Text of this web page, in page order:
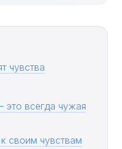
чувства
всегда чужая
своим чувствам